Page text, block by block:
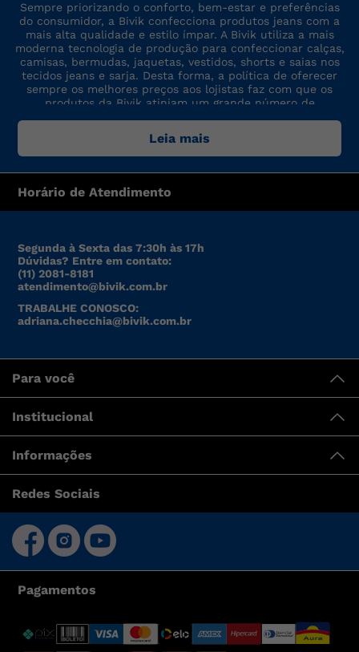
Sempre priorizando o conforto, bem-estar e preferências
do consumidor, a Bivik confecciona produtos jeans com a
mais alta qualidade e estilo ímpar. A Bivik utiliza a mais
moderna tecnologia de produção para confeccionar calças,
camisas, bermudas, jaquetas, vestidos, shorts e saias nos
tecidos jeans e sarja. Desta forma, a política de oferecer
sempre os melhores preços aos lojistas faz com que os
produtos da Bivik atinjam um grande número de
qualidade e modelo altamente competitivos.
Leia mais
Horário de Atendimento
Segunda à Sexta das 7:30h às 17h
Dúvidas? Entre em contato:
(11) 2081-8181
atendimento@bivik.com.br
TRABALHE CONOSCO:
adriana.checchia@bivik.com.br
Para você
Institucional
Informações
Redes Sociais
Pagamentos